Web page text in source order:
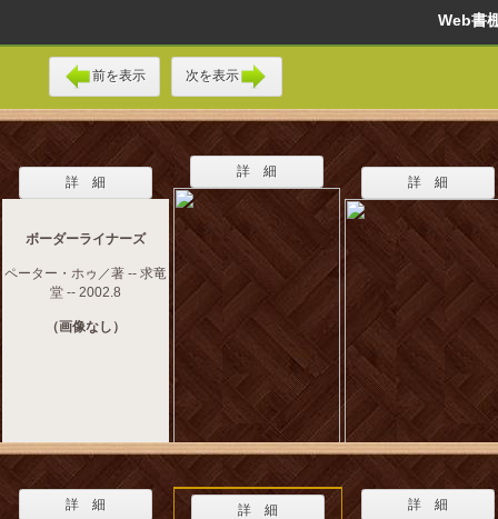
Web
前を表示 次を表示
詳 細
ボーダーライナーズ
ペーター・ホゥ／著 -- 求竜
堂 -- 2002.8
（画像なし）
詳 細
詳 細
詳 細 詳 細 詳 細